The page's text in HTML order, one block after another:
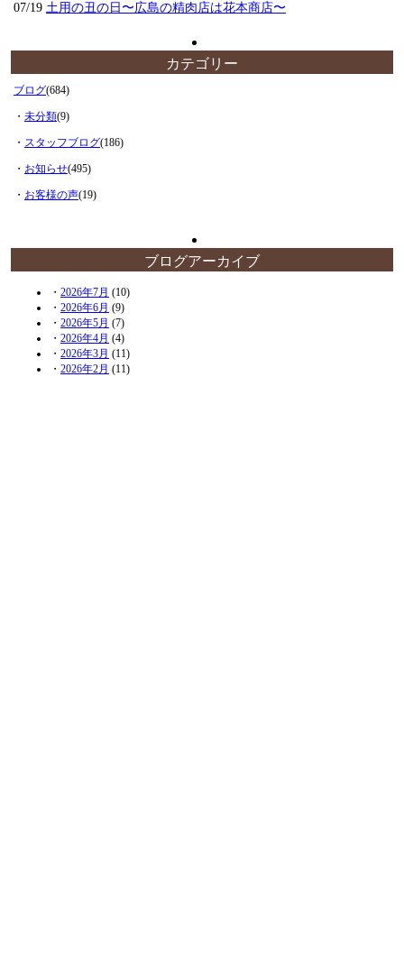
07/19 土用の丑の日〜広島の精肉店は花本商店〜
カテゴリー
ブログ(684)
・ 未分類(9)
・ スタッフブログ(186)
・ お知らせ(495)
・ お客様の声(19)
ブログアーカイブ
・ 2026年7月 (10)
・ 2026年6月 (9)
・ 2026年5月 (7)
・ 2026年4月 (4)
・ 2026年3月 (11)
・ 2026年2月 (11)